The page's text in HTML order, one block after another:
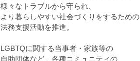
様々なトラブルから守られ、
より暮らしやすい社会づくりをするための
法務支援活動を推進。
LGBTQに関する当事者・家族等の
自助団体など、各種コミュニティの